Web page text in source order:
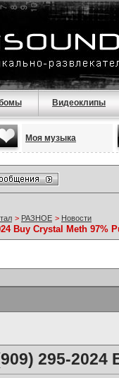
Видеоклипы
Моя музыка
> РАЗНОЕ > Новости
Buy Crystal Meth 97%
295-